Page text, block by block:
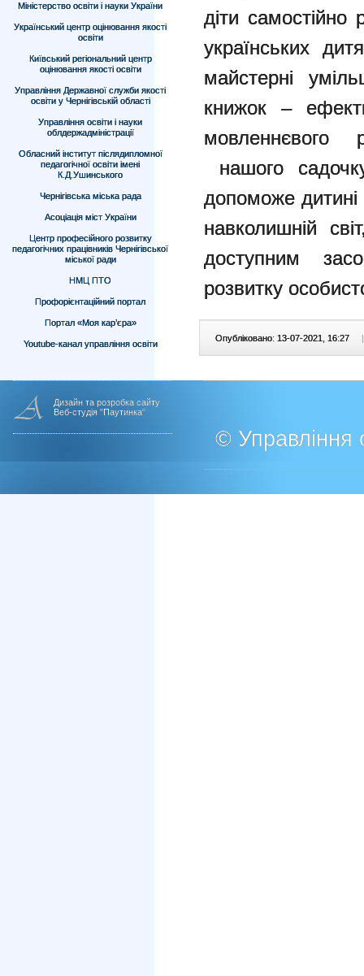
Міністерство освіти і науки України
Український центр оцінювання якості
освіти
Київський регіональний центр
оцінювання якості освіти
Управління Державної служби якості
освіти у Чернігівській області
Управління освіти і науки
облдержадміністрації
Обласний інститут післядипломної
педагогічної освіти імені
К.Д.Ушинського
Чернігівська міська рада
Асоціація міст України
Центр професійного розвитку
педагогічних працівників Чернігівської
міської ради
НМЦ ПТО
Профорієнтаційний портал
Портал «Моя кар’єра»
Youtube-канал управління освіти
діти
українських
майстерні
книжок –
мовленнєвого
нашого
допоможе дитині
навколишній
доступним
розвитку
Опубліковано: 13-07-2021, 16:27 |
Дизайн та розробка сайту
Веб-студія "Паутинка"
© Управління